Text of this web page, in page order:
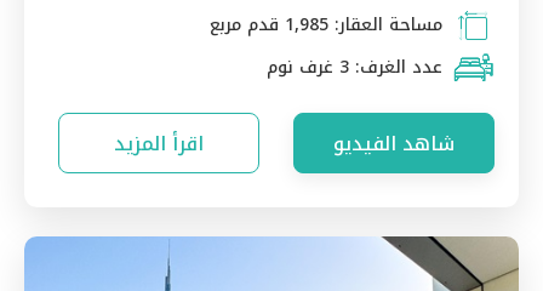
مساحة العقار: 1,985 قدم مربع
عدد الغرف: 3 غرف نوم
شاهد الفيديو اقرأ المزيد